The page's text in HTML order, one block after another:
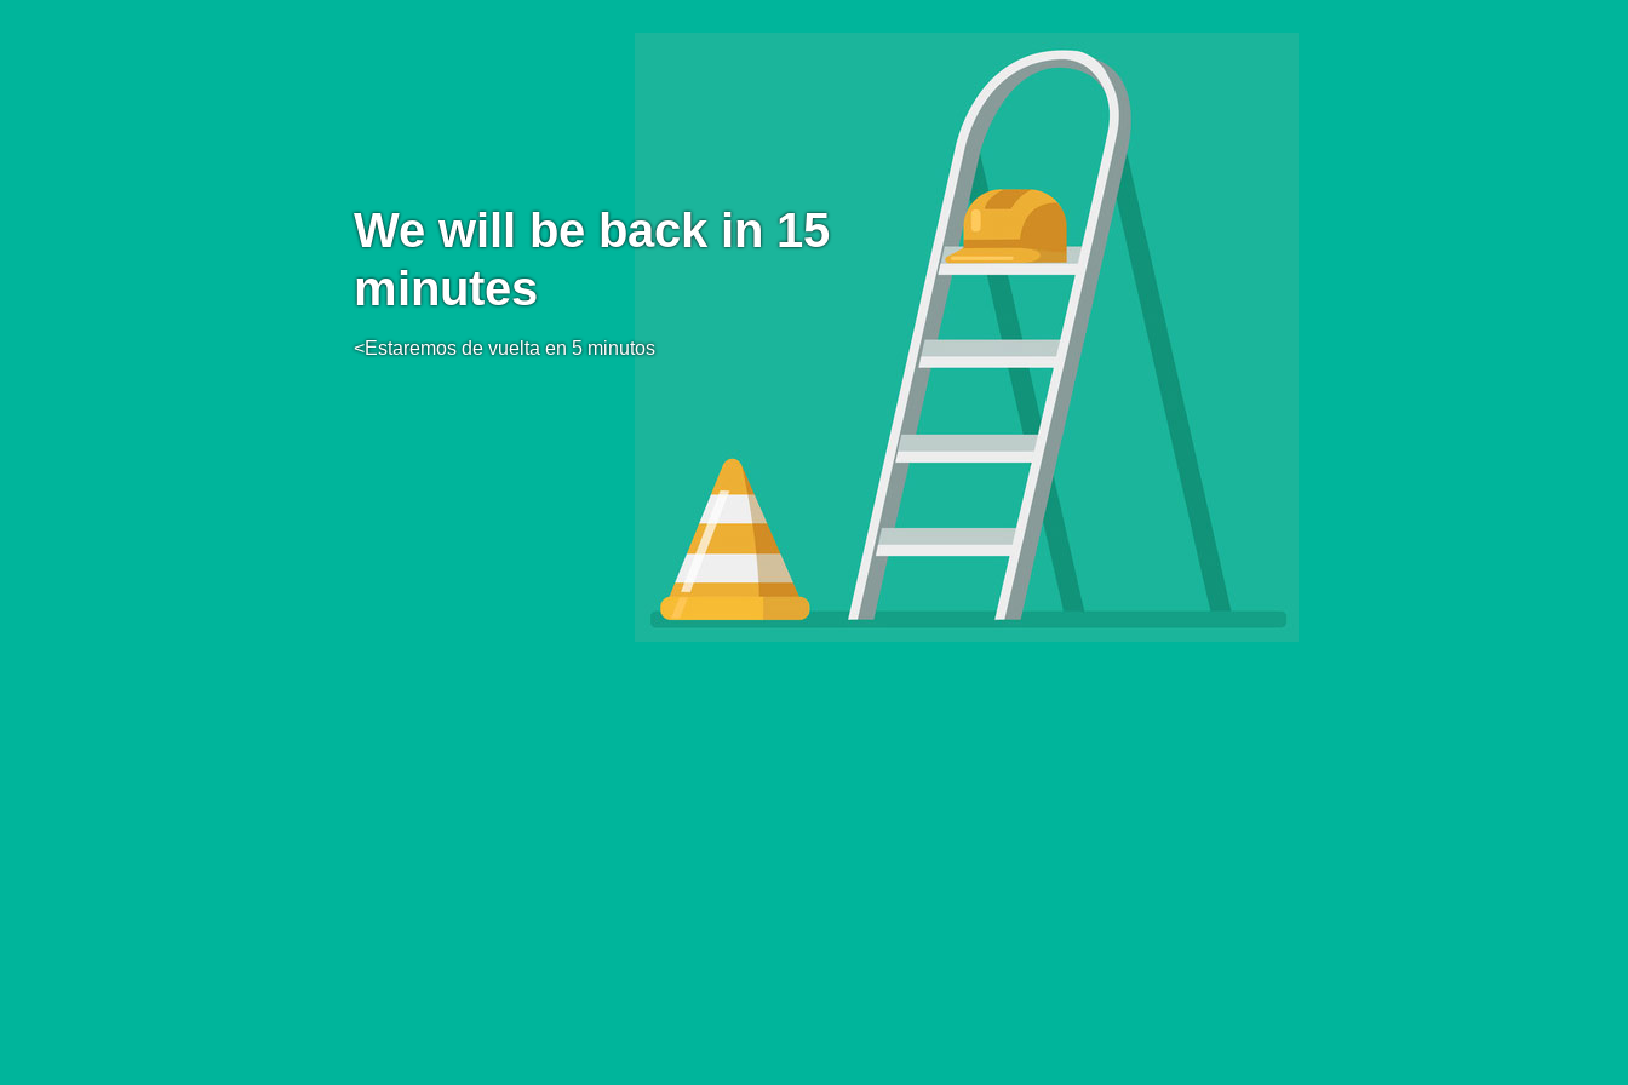
We will be back in 15
minutes
<Estaremos de vuelta en 5 minutos